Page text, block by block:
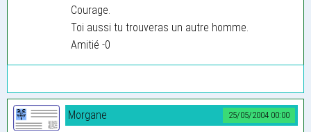
Courage.
Toi aussi tu trouveras un autre homme.
Amitié -0
25/05/2004 00:00
Morgane